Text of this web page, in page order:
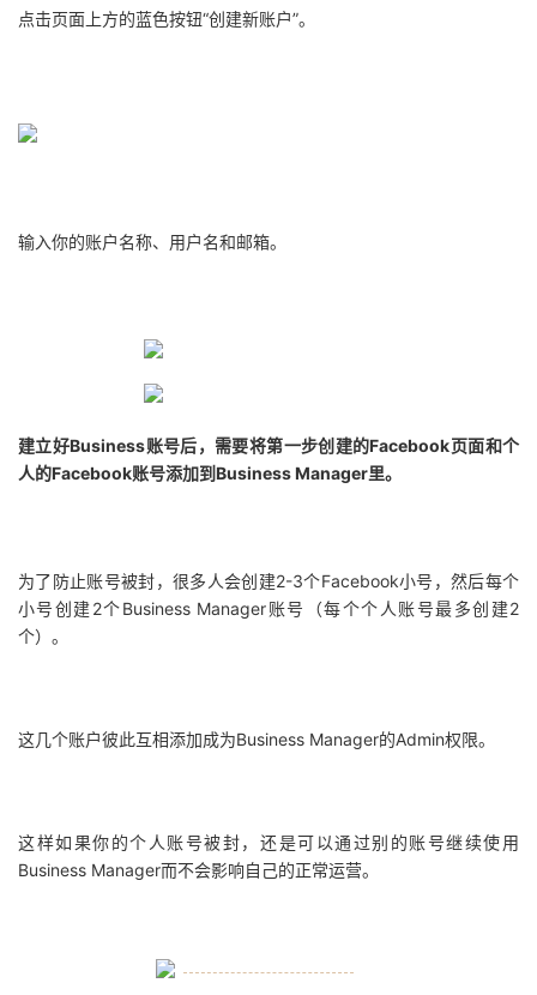
点击页面上方的蓝色按钮“创建新账户”。
输入你的账户名称、用户名和邮箱。
建立好Business账号后，需要将第一步创建的Facebook页面和个
人的Facebook账号添加到Business Manager里。
为了防止账号被封，很多人会创建2-3个Facebook小号，然后每个
小号创建2个Business Manager账号（每个个人账号最多创建2
个）。
这几个账户彼此互相添加成为Business Manager的Admin权限。
这样如果你的个人账号被封，还是可以通过别的账号继续使用
Business Manager而不会影响自己的正常运营。